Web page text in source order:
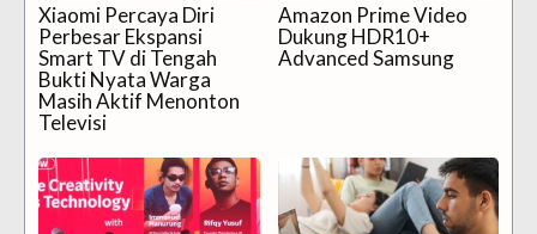
Xiaomi Percaya Diri
Perbesar Ekspansi
Smart TV di Tengah
Bukti Nyata Warga
Masih Aktif Menonton
Televisi
Amazon Prime Video
Dukung HDR10+
Advanced Samsung